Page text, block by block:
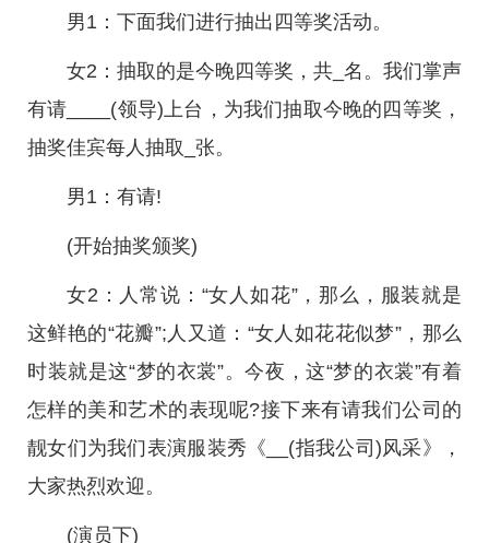
男1：下面我们进行抽出四等奖活动。
女2：抽取的是今晚四等奖，共_名。我们掌声
有请____(领导)上台，为我们抽取今晚的四等奖，
抽奖佳宾每人抽取_张。
男1：有请!
(开始抽奖颁奖)
女2：人常说：“女人如花”，那么，服装就是
这鲜艳的“花瓣”;人又道：“女人如花花似梦”，那么
时装就是这“梦的衣裳”。今夜，这“梦的衣裳”有着
怎样的美和艺术的表现呢?接下来有请我们公司的
靓女们为我们表演服装秀《__(指我公司)风采》，
大家热烈欢迎。
(演员下)